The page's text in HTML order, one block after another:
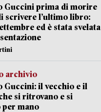
Guccini prima di morire
scrivere l’ultimo libro:
ed è stata svelata
archivio
Guccini: il vecchio e il
si ritrovano e si
mano